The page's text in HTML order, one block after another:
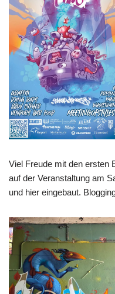
Viel Freude mit den ersten
auf der Veranstaltung am
und hier eingebaut.